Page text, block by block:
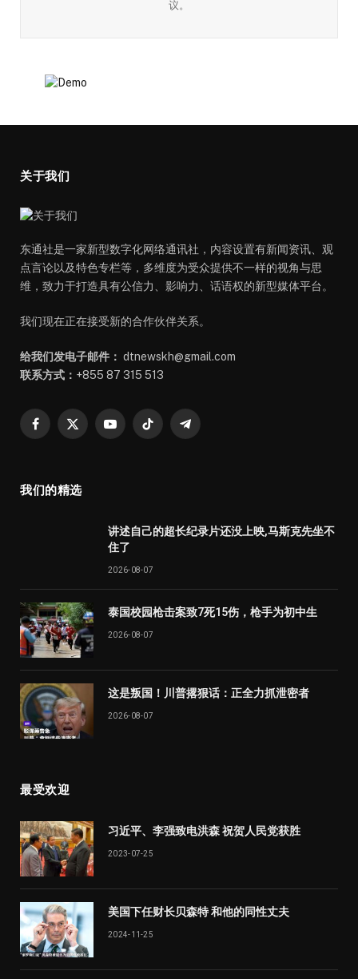
议。
关于我们
东通社是一家新型数字化网络通讯社，内容设置有新闻资讯、观
点言论以及特色专栏等，多维度为受众提供不一样的视角与思
维，致力于打造具有公信力、影响力、话语权的新型媒体平台。
我们现在正在接受新的合作伙伴关系。
给我们发电子邮件： dtnewskh@gmail.com
联系方式： +855 87 315 513
Facebook
X
YouTubeTikTok Telegram
我们的精选
讲述自己的超长纪录片还没上映,马斯克先坐不
住了
2026-08-07
泰国校园枪击案致7死15伤，枪手为初中生
2026-08-07
这是叛国！川普撂狠话：正全力抓泄密者
2026-08-07
最受欢迎
习近平、李强致电洪森 祝贺人民党获胜
2023-07-25
美国下任财长贝森特 和他的同性丈夫
2024-11-25